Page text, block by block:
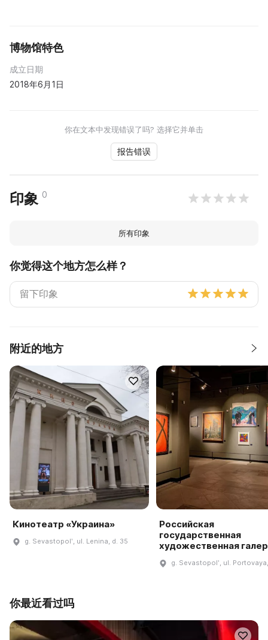
博物馆特色
成立日期
2018年6月1日
你在文本中发现错误了吗? 选择它并单击
报告错误
印象 0
所有印象
你觉得这个地方怎么样？
附近的地方
Кинотеатр «Украина»
g. Sevastopolʹ, ul. Lenina, d. 35
Российская
государственная
художественная
g. Sevastopolʹ, ul.
你最近看过吗